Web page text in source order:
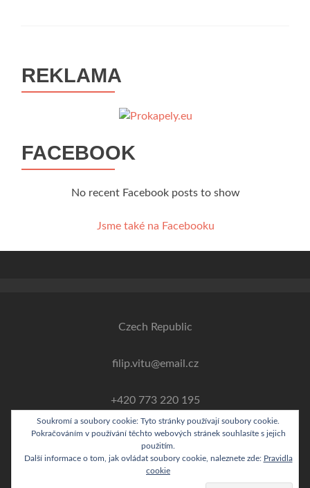
REKLAMA
FACEBOOK
No recent Facebook posts to show
Jsme také na Facebooku
Czech Republic
filip.vitu@email.cz
+420 773 220 195
Odkaz
Facebook
Odkaz
Twitter
Soukromí a soubory cookie: Tyto stránky používají soubory cookie.
Pokračováním v používání těchto webových stránek souhlasíte s jejich
použitím.
Další informace o tom, jak ovládat soubory cookie, naleznete zde: Pravidla
cookie